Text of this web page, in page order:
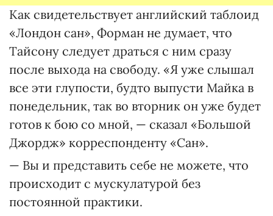
Как свидетельствует английский таблоид
«Лондон сан», Форман не думает, что
Тайсону следует драться с ним сразу
после выхода на свободу. «Я уже слышал
все эти глупости, будто выпусти Майка в
понедельник, так во вторник он уже будет
готов к бою со мной, — сказал «Большой
Джордж» корреспонденту «Сан».
— Вы и представить себе не можете, что
происходит с мускулатурой без
постоянной практики.